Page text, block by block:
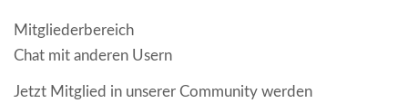
Mitgliederbereich
Chat mit anderen Usern
Jetzt Mitglied in unserer Community werden